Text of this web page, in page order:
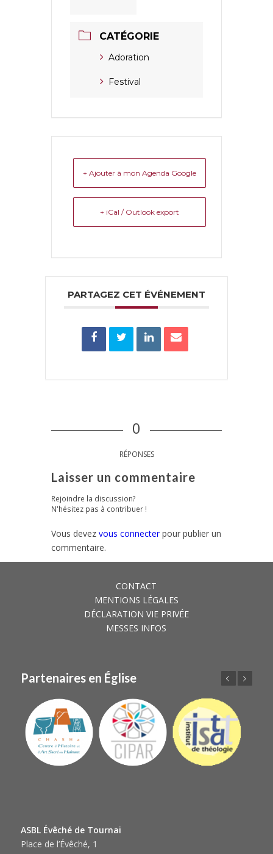
CATÉGORIE
Adoration
Festival
+ Ajouter à mon Agenda Google
+ iCal / Outlook export
PARTAGEZ CET ÉVÉNEMENT
0
RÉPONSES
Laisser un commentaire
Rejoindre la discussion?
N'hésitez pas à contribuer !
Vous devez vous connecterpour publier un
commentaire.
CONTACT
MENTIONS LÉGALES
DÉCLARATION VIE PRIVÉE
MESSES INFOS
Partenaires en Église
ASBL Évêché de Tournai
Place de l’Évêché, 1